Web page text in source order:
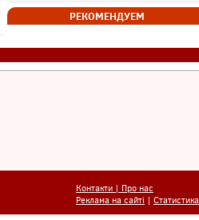
РЕКОМЕНДУЕМ
Контакти | Про нас
Реклама на сайті | Статистика